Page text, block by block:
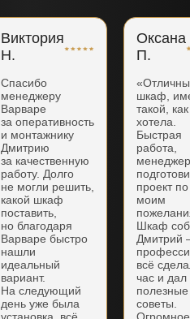
Виктория
Н.
Спасибо
менеджеру
Варваре
за оперативность
и монтажнику
Дмитрию
за качественную
работу. Долго
не могли решить,
какой шкаф
поставить,
но благодаря
Варваре быстро
нашли
идеальный
вариант.
На следующий
день уже была
Оксана
П.
шкаф,
такой, как
хотела.
Быстрая
работа,
проект по
моим
Шкаф
Дмитрий
всё
час и дал
полезные
советы.